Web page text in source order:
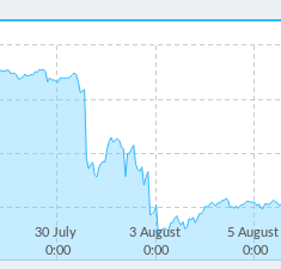
30 July
0:00
3 August
0:00
5 August
0:00